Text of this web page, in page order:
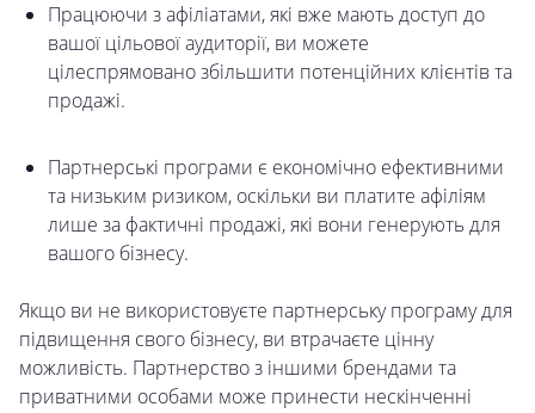
Працюючи з афіліатами, які вже мають доступ до
вашої цільової аудиторії, ви можете
цілеспрямовано збільшити потенційних клієнтів та
продажі.
Партнерські програми є економічно ефективними
та низьким ризиком, оскільки ви платите афіліям
лише за фактичні продажі, які вони генерують для
вашого бізнесу.
Якщо ви не використовуєте партнерську програму для
підвищення свого бізнесу, ви втрачаєте цінну
можливість. Партнерство з іншими брендами та
приватними особами може принести нескінченні